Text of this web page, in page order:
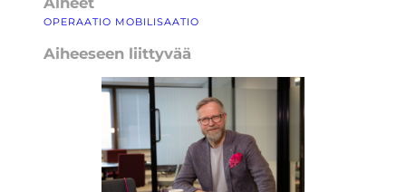
OPERAATIO MOBILISAATIO
Aiheeseen liittyvää